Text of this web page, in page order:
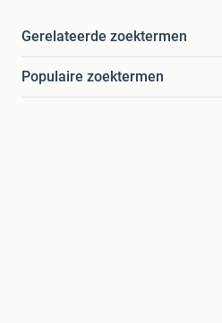
Gerelateerde zoektermen
Populaire zoektermen